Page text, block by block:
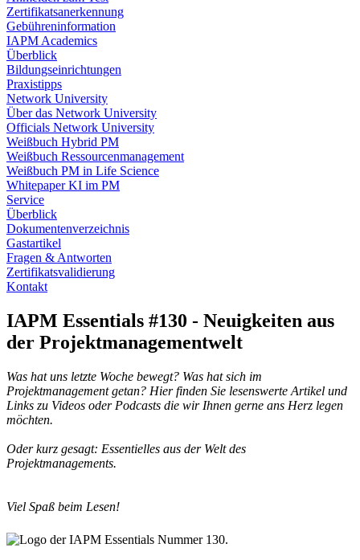
Zertifikatsanerkennung
Gebühreninformation
IAPM Academics
Überblick
Bildungseinrichtungen
Praxistipps
Network University
Über das Network University
Officials Network University
Weißbuch Hybrid PM
Weißbuch Ressourcenmanagement
Weißbuch PM in Life Science
Whitepaper KI im PM
Service
Überblick
Dokumentenverzeichnis
Gastartikel
Fragen & Antworten
Zertifikatsvalidierung
Kontakt
IAPM Essentials #130 - Neuigkeiten aus
der Projektmanagementwelt
Was hat uns letzte Woche bewegt? Was hat sich im
Projektmanagement getan? Hier finden Sie lesenswerte Artikel und
Links zu Videos oder Podcasts die wir Ihnen gerne ans Herz legen
möchten.
Oder kurz gesagt: Essentielles aus der Welt des
Projektmanagements.
Viel Spaß beim Lesen!